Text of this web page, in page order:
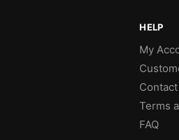
HELP
My
Terms
FAQ